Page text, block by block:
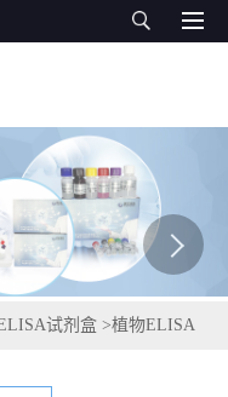
试剂盒 >植物ELISA